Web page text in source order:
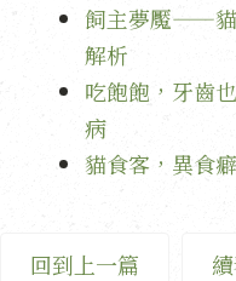
飼主夢魘——貓
解析
吃飽飽，牙齒
病
貓食客，異食
回到上一篇